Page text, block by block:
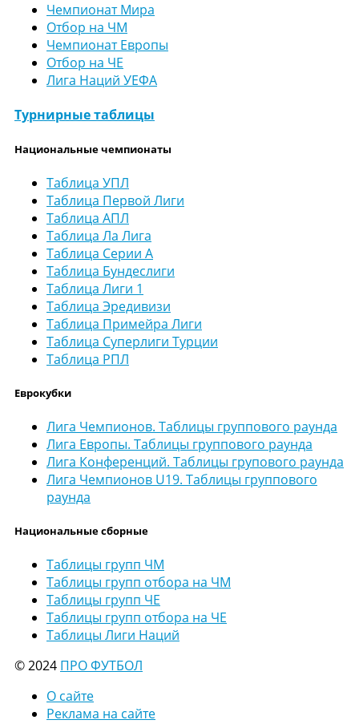
Чемпионат Мира
Отбор на ЧМ
Чемпионат Европы
Отбор на ЧЕ
Лига Наций УЕФА
Турнирные таблицы
Национальные чемпионаты
Таблица УПЛ
Таблица Первой Лиги
Таблица АПЛ
Таблица Ла Лига
Таблица Серии А
Таблица Бундеслиги
Таблица Лиги 1
Таблица Эредивизи
Таблица Примейра Лиги
Таблица Суперлиги Турции
Таблица РПЛ
Еврокубки
Лига Чемпионов. Таблицы группового раунда
Лига Европы. Таблицы группового раунда
Лига Конференций. Таблицы групового раунда
Лига Чемпионов U19. Таблицы группового
раунда
Национальные сборные
Таблицы групп ЧМ
Таблицы групп отбора на ЧМ
Таблицы групп ЧЕ
Таблицы групп отбора на ЧЕ
Таблицы Лиги Наций
© 2024 ПРО ФУТБОЛ
О сайте
Реклама на сайте